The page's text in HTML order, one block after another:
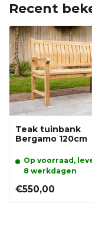
Recent
Teak tuinbank
Bergamo 120cm
Op voorraad,
8 werkdagen
€550,00